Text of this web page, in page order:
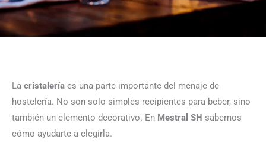
La cristalería es una parte importante del menaje de
hostelería. No son solo simples recipientes para beber, sino
también un elemento decorativo. En Mestral SH sabemos
cómo ayudarte a elegirla.